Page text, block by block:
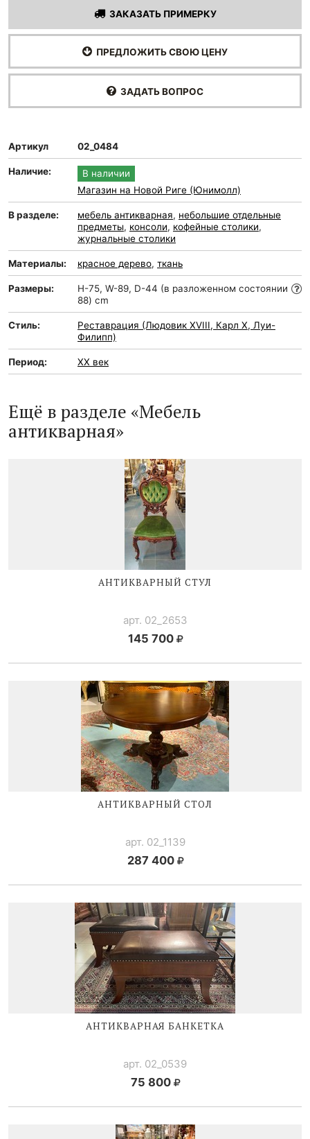
ЗАКАЗАТЬ ПРИМЕРКУ
ПРЕДЛОЖИТЬ СВОЮ ЦЕНУ
ЗАДАТЬ ВОПРОС
Артикул 02_0484
Наличие:
В наличии
Магазин на Новой Риге (Юнимолл)
В разделе: мебель антикварная, небольшие отдельные
предметы, консоли, кофейные столики,
журнальные столики
Материалы: красное дерево, ткань
Размеры:
H-75, W-89, D-44 (в разложенном состоянии
88) cm
Стиль:
Реставрация (Людовик XVIII, Карл Х, Луи-
Филипп)
Период: XX век
Ещё в разделе «Мебель
антикварная»
АНТИКВАРНЫЙ СТУЛ
арт. 02_2653
145 700
АНТИКВАРНЫЙ СТОЛ
арт. 02_1139
287 400
АНТИКВАРНАЯ БАНКЕТКА
арт. 02_0539
75 800